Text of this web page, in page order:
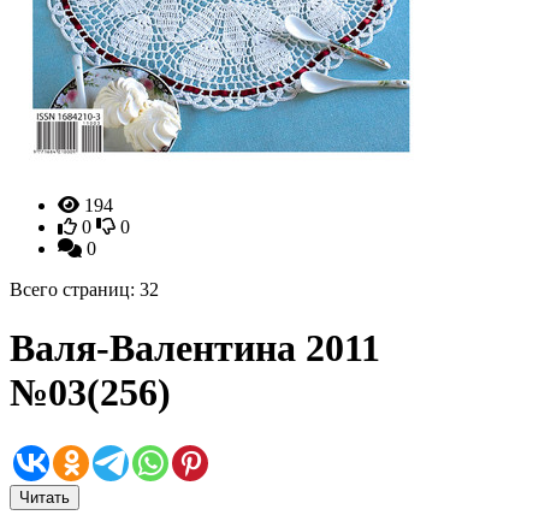
194
0
0
0
Всего страниц: 32
Валя-Валентина 2011
№03(256)
Читать